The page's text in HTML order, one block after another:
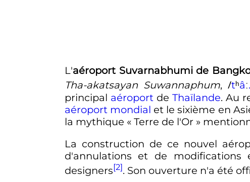
L'aéroport Suvarnabhumi de
Tha-akatsayan Suwannaphum,/tʰâː
principal aéroportde Thaïlande. Au
aéroport mondial et le sixième en
la mythique « Terre de l'Or »
La construction de ce nouvel
d'annulations et de
designers[2]. Son ouverture n'a été